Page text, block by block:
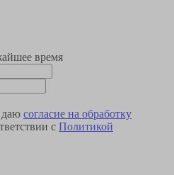
время
даю согласие на обработку
с Политикой